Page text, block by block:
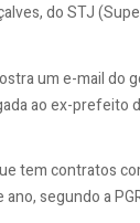
do STJ
um e-mail do
ao ex-prefeito
tem contratos
segundo a